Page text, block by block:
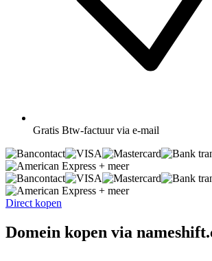
Gratis Btw-factuur via e-mail
+ meer
+ meer
Direct kopen
Domein kopen via